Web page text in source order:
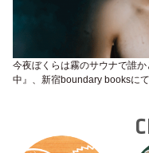
今夜ぼくらは霧のサウナで誰
中』、新宿boundary booksに